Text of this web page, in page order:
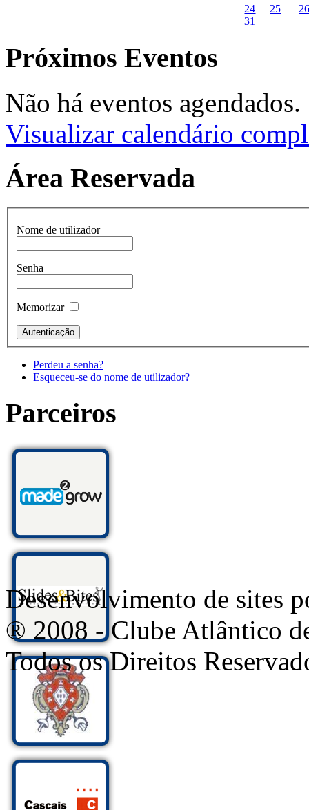
24
25
31
Próximos Eventos
Não há eventos agendados.
Visualizar calendário
Área Reservada
Nome de utilizador
Senha
Memorizar
Perdeu a senha?
Esqueceu-se do nome de utilizador?
Parceiros
Desenvolvimento de sites
® 2008 - Clube Atlântico
Todos os Direitos